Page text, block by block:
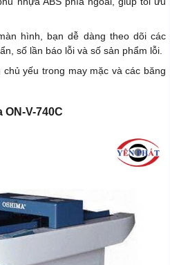
hình, bạn dễ dàng theo dõi các
số lần báo lỗi và số sản phẩm lỗi.
yếu trong may mặc và các băng
ON-V-740C